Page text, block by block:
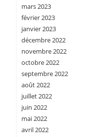
mars 2023
février 2023
janvier 2023
décembre 2022
novembre 2022
octobre 2022
septembre 2022
août 2022
juillet 2022
juin 2022
mai 2022
avril 2022